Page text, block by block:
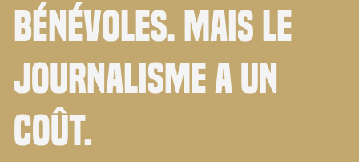
bénévoles. Mais le
journalisme a un
coût.